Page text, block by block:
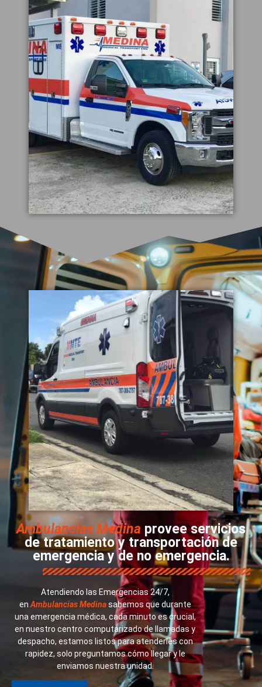
Ambulancias Medina provee servicios
de tratamiento y transportación de
emergencia y de no emergencia.
Atendiendo las Emergencias 24/7,
en Ambulancias Medinasabemos que durante
una emergencia médica, cada minuto es crucial,
en nuestro centro computarizado de llamadas y
despacho, estamos listos para atenderles con
rapidez, solo preguntamos cómo llegar y le
enviamos nuestra unidad.